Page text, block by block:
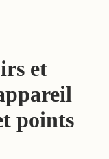
et
points